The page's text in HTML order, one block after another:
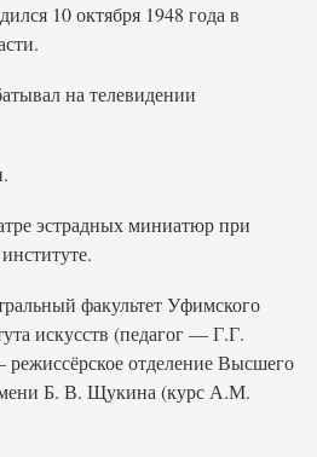
10 октября 1948 года в
на телевидении
эстрадных миниатюр при
факультет Уфимского
искусств (педагог — Г.Г.
режиссёрское отделение Высшего
Б. В. Щукина (курс А.М.